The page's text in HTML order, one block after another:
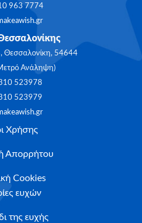
963 7774
Θεσσαλονίκη, 54644
Ανάληψη)
523978
523979
Χρήσης
Απορρήτου
Cookies
ευχών
της ευχής